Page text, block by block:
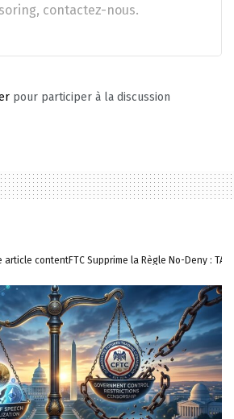
contactez-nous.
pour participer à la discussion
article contentFTC Supprime la Règle No-Deny :